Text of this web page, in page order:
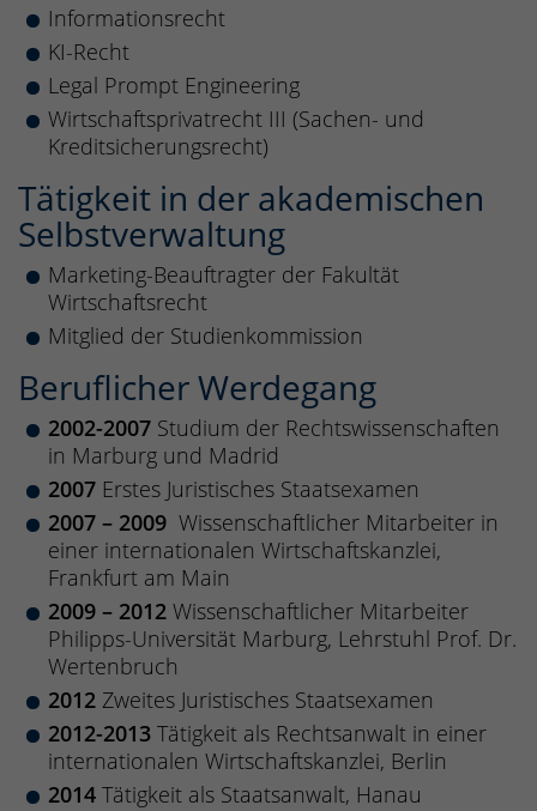
Informationsrecht
KI-Recht
Legal Prompt Engineering
Wirtschaftsprivatrecht III (Sachen- und
Kreditsicherungsrecht)
Tätigkeit in der akademischen
Selbstverwaltung
Marketing-Beauftragter der Fakultät
Wirtschaftsrecht
Mitglied der Studienkommission
Beruflicher Werdegang
2002-2007 Studium der Rechtswissenschaften
in Marburg und Madrid
2007 Erstes Juristisches Staatsexamen
2007 – 2009 Wissenschaftlicher Mitarbeiter in
einer internationalen Wirtschaftskanzlei,
Frankfurt am Main
2009 – 2012 Wissenschaftlicher Mitarbeiter
Philipps-Universität Marburg, Lehrstuhl Prof. Dr.
Wertenbruch
2012 Zweites Juristisches Staatsexamen
2012-2013 Tätigkeit als Rechtsanwalt in einer
internationalen Wirtschaftskanzlei, Berlin
2014 Tätigkeit als Staatsanwalt, Hanau